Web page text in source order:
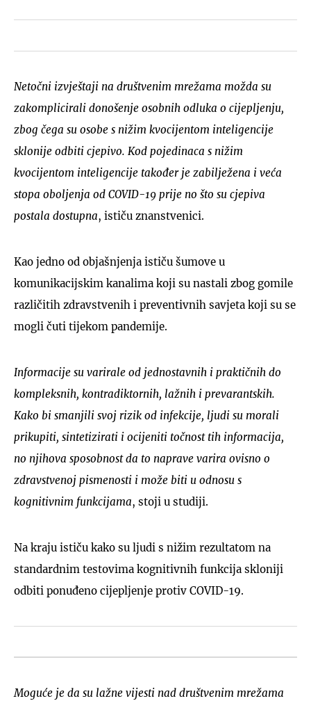
Netočni izvještaji na društvenim mrežama možda su
zakomplicirali donošenje osobnih odluka o cijepljenju,
zbog čega su osobe s nižim kvocijentom inteligencije
sklonije odbiti cjepivo. Kod pojedinaca s nižim
kvocijentom inteligencije također je zabilježena i veća
stopa oboljenja od COVID-19 prije no što su cjepiva
postala dostupna, ističu znanstvenici.
Kao jedno od objašnjenja ističu šumove u
komunikacijskim kanalima koji su nastali zbog gomile
različitih zdravstvenih i preventivnih savjeta koji su se
mogli čuti tijekom pandemije.
Informacije su varirale od jednostavnih i praktičnih do
kompleksnih, kontradiktornih, lažnih i prevarantskih.
Kako bi smanjili svoj rizik od infekcije, ljudi su morali
prikupiti, sintetizirati i ocijeniti točnost tih informacija,
no njihova sposobnost da to naprave varira ovisno o
zdravstvenoj pismenosti i može biti u odnosu s
kognitivnim funkcijama, stoji u studiji.
Na kraju ističu kako su ljudi s nižim rezultatom na
standardnim testovima kognitivnih funkcija skloniji
odbiti ponuđeno cijepljenje protiv COVID-19.
Moguće je da su lažne vijesti nad društvenim mrežama